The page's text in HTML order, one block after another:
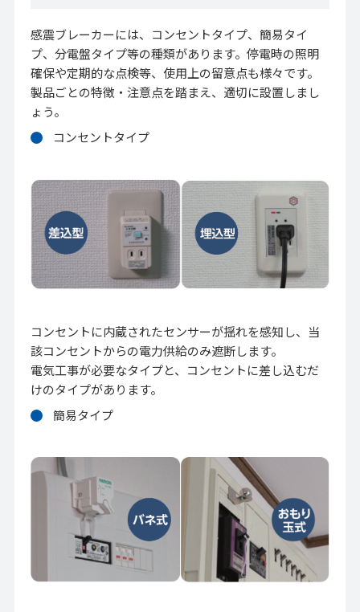
感震ブレーカーには、コンセントタイプ、簡易タイ
プ、分電盤タイプ等の種類があります。停電時の照明
確保や定期的な点検等、使用上の留意点も様々です。
製品ごとの特徴・注意点を踏まえ、適切に設置しまし
ょう。
コンセントタイプ
コンセントに内蔵されたセンサーが揺れを感知し、当
該コンセントからの電力供給のみ遮断します。
電気工事が必要なタイプと、コンセントに差し込むだ
けのタイプがあります。
簡易タイプ